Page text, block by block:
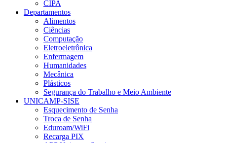
CIPA
Departamentos
Alimentos
Ciências
Computação
Eletroeletrônica
Enfermagem
Humanidades
Mecânica
Plásticos
Segurança do Trabalho e Meio Ambiente
UNICAMP-SISE
Esquecimento de Senha
Troca de Senha
Eduroam/WiFi
Recarga PIX